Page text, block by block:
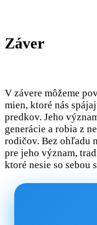
Záver
V závere môžeme
mien, ktoré nás
predkov. Jeho
generácie a robia z
rodičov. Bez ohľadu
pre jeho význam,
ktoré nesie so sebou